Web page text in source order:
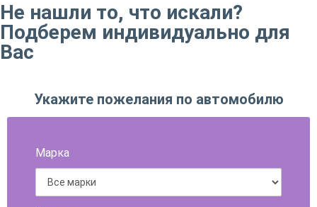
Не нашли то, что искали?
Подберем индивидуально для
Вас
Укажите пожелания по автомобилю
Марка